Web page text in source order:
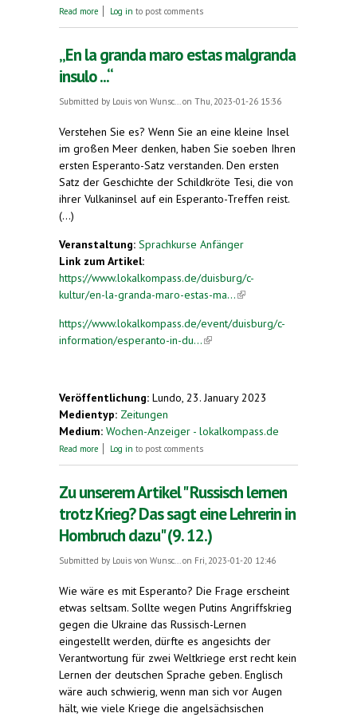
Read more about Das Land, das es nicht mehr gibt
Log in to post comments
„En la granda maro estas malgranda
insulo ...“
Submitted by Louis von Wunsc...on Thu, 2023-01-26 15:36
Verstehen Sie es? Wenn Sie an eine kleine Insel
im großen Meer denken, haben Sie soeben Ihren
ersten Esperanto-Satz verstanden. Den ersten
Satz der Geschichte der Schildkröte Tesi, die von
ihrer Vulkaninsel auf ein Esperanto-Treffen reist.
(...)
Veranstaltung: Sprachkurse Anfänger
Link zum Artikel:
https://www.lokalkompass.de/duisburg/c-
kultur/en-la-granda-maro-estas-ma...(link is
https://www.lokalkompass.de/event/duisburg/c-
information/esperanto-in-du...(link is external)
Veröffentlichung: Lundo, 23. January 2023
Medientyp: Zeitungen
Medium: Wochen-Anzeiger - lokalkompass.de
Read more about „En la granda maro estas malgranda insulo ...“
Log in to post comments
Zu unserem Artikel " Russisch lernen
trotz Krieg? Das sagt eine Lehrerin in
Hombruch dazu" (9. 12.)
Submitted by Louis von Wunsc...on Fri, 2023-01-20 12:46
Wie wäre es mit Esperanto? Die Frage erscheint
etwas seltsam. Sollte wegen Putins Angriffskrieg
gegen die Ukraine das Russisch-Lernen
eingestellt werden, dürfte es angesichts der
Verantwortung für zwei Weltkriege erst recht kein
Lernen der deutschen Sprache geben. Englisch
wäre auch schwierig, wenn man sich vor Augen
hält, wie viele Kriege die angelsächsischen